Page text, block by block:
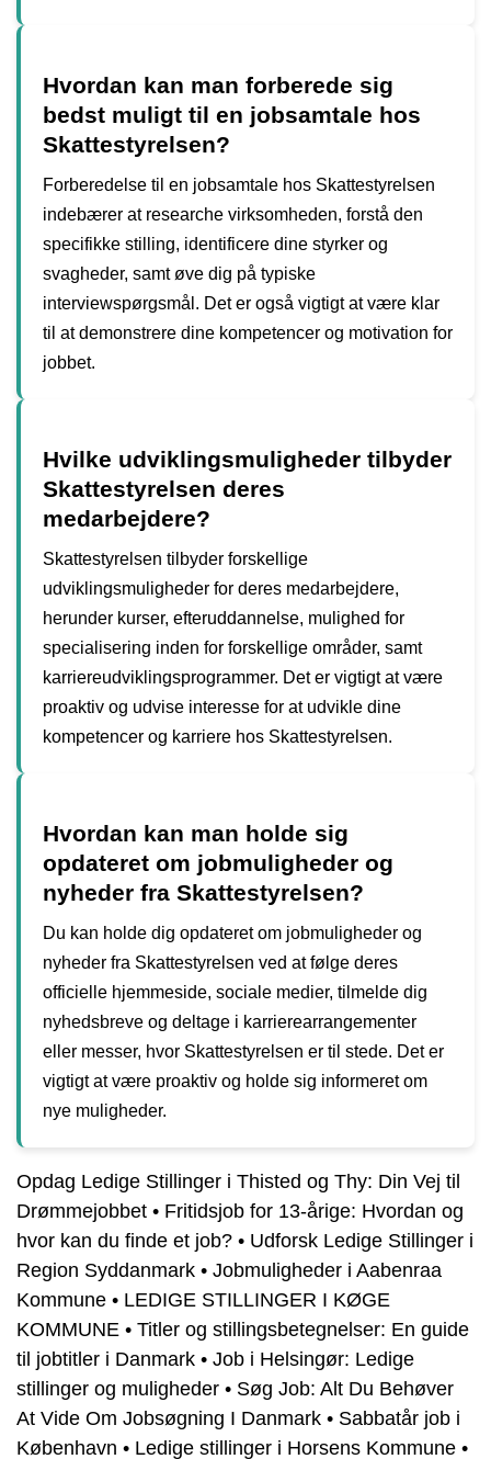
Hvordan kan man forberede sig
bedst muligt til en jobsamtale hos
Skattestyrelsen?
Forberedelse til en jobsamtale hos Skattestyrelsen
indebærer at researche virksomheden, forstå den
specifikke stilling, identificere dine styrker og
svagheder, samt øve dig på typiske
interviewspørgsmål. Det er også vigtigt at være klar
til at demonstrere dine kompetencer og motivation for
jobbet.
Hvilke udviklingsmuligheder tilbyder
Skattestyrelsen deres
medarbejdere?
Skattestyrelsen tilbyder forskellige
udviklingsmuligheder for deres medarbejdere,
herunder kurser, efteruddannelse, mulighed for
specialisering inden for forskellige områder, samt
karriereudviklingsprogrammer. Det er vigtigt at være
proaktiv og udvise interesse for at udvikle dine
kompetencer og karriere hos Skattestyrelsen.
Hvordan kan man holde sig
opdateret om jobmuligheder og
nyheder fra Skattestyrelsen?
Du kan holde dig opdateret om jobmuligheder og
nyheder fra Skattestyrelsen ved at følge deres
officielle hjemmeside, sociale medier, tilmelde dig
nyhedsbreve og deltage i karrierearrangementer
eller messer, hvor Skattestyrelsen er til stede. Det er
vigtigt at være proaktiv og holde sig informeret om
nye muligheder.
Opdag Ledige Stillinger i Thisted og Thy: Din Vej til
Drømmejobbet • Fritidsjob for 13-årige: Hvordan og
hvor kan du finde et job? • Udforsk Ledige Stillinger i
Region Syddanmark • Jobmuligheder i Aabenraa
Kommune • LEDIGE STILLINGER I KØGE
KOMMUNE • Titler og stillingsbetegnelser: En guide
til jobtitler i Danmark • Job i Helsingør: Ledige
stillinger og muligheder • Søg Job: Alt Du Behøver
At Vide Om Jobsøgning I Danmark • Sabbatår job i
København • Ledige stillinger i Horsens Kommune •